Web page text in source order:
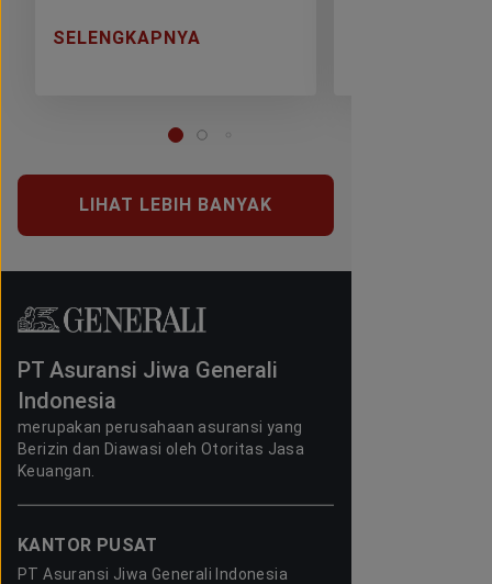
SELENGKAPNYA
LIHAT LEBIH BANYAK
PT Asuransi Jiwa Generali
Indonesia
merupakan perusahaan asuransi yang
Berizin dan Diawasi oleh Otoritas Jasa
Keuangan.
KANTOR PUSAT
PT Asuransi Jiwa Generali Indonesia